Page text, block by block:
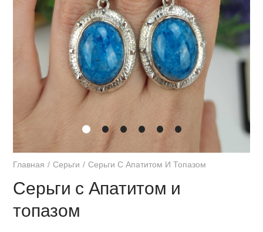
Главная Серьги Серьги С Апатитом И Топазом
Серьги с Апатитом и
топазом